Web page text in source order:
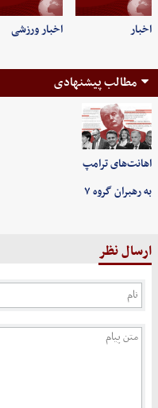
اخبار اخبار ورزشی
مطالب پیشنهادی
اهانت‌های ترامپ
به رهبران گروه ۷
ارسال نظر